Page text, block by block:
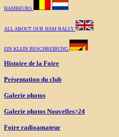
HAMBEURS
ALL ABOUT OUR HAM RALLY
EIN KLEIN BESCHREIBUNG
Histoire de la Foire
Présentation du club
Galerie photos
Galerie photos Nouvelles>24
Foire radioamateur